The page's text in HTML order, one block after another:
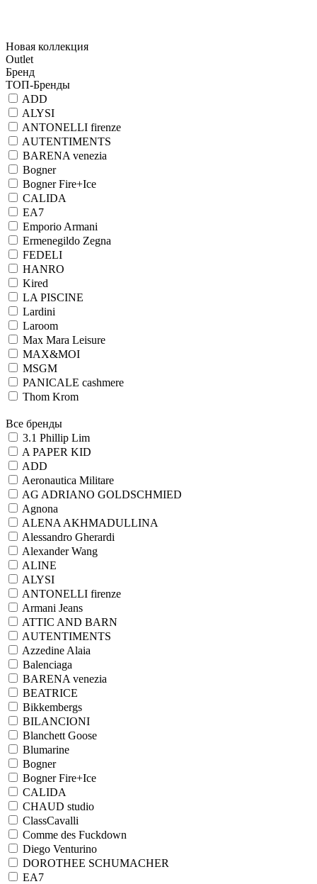
Новая коллекция
Outlet
Бренд
ТОП-Бренды
ADD
ALYSI
ANTONELLI firenze
AUTENTIMENTS
BARENA venezia
Bogner
Bogner Fire+Ice
CALIDA
EA7
Emporio Armani
Ermenegildo Zegna
FEDELI
HANRO
Kired
LA PISCINE
Lardini
Laroom
Max Mara Leisure
MAX&MOI
MSGM
PANICALE cashmere
Thom Krom
Все бренды
3.1 Phillip Lim
A PAPER KID
ADD
Aeronautica Militare
AG ADRIANO GOLDSCHMIED
Agnona
ALENA AKHMADULLINA
Alessandro Gherardi
Alexander Wang
ALINE
ALYSI
ANTONELLI firenze
Armani Jeans
ATTIC AND BARN
AUTENTIMENTS
Azzedine Alaia
Balenciaga
BARENA venezia
BEATRICE
Bikkembergs
BILANCIONI
Blanchett Goose
Blumarine
Bogner
Bogner Fire+Ice
CALIDA
CHAUD studio
ClassCavalli
Comme des Fuckdown
Diego Venturino
DOROTHEE SCHUMACHER
EA7